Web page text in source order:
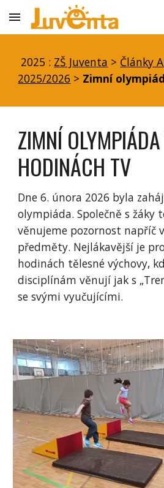
Skip to main content
2025 : ZŠ Juventa > Články
2025/2026 > Zimní
ZIMNÍ
HODINÁCH TV
Dne 6. února 2026 byla
olympiáda. Společně s
věnujeme pozornost napříč
předměty. Nejlákavější je
hodinách tělesné výchovy,
disciplínám věnují jak s
se svými vyučujícími.